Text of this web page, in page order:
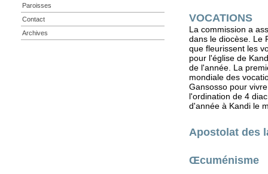
Paroisses
Contact
Archives
VOCATIONS
La commission a
dans le diocèse. Le
que fleurissent les
pour l'église de
de l'année. La
mondiale des
Gansosso pour
l'ordination de 4
d'année à Kandi le
Apostolat des
Œcuménisme